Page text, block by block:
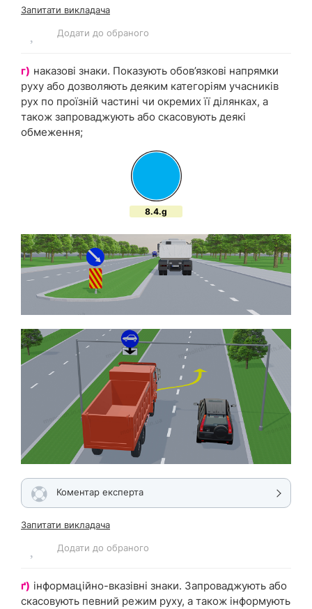
Запитати викладача
Додати до обраного
г) наказові знаки. Показують обов’язкові напрямки
руху або дозволяють деяким категоріям учасників
рух по проїзній частині чи окремих її ділянках, а
також запроваджують або скасовують деякі
обмеження;
8.4.g
Коментар експерта
Запитати викладача
Додати до обраного
ґ) інформаційно-вказівні знаки. Запроваджують або
скасовують певний режим руху, а також інформують